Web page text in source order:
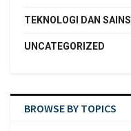
TEKNOLOGI DAN SAINS
UNCATEGORIZED
BROWSE BY TOPICS